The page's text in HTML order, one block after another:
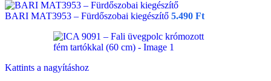
BARI MАТ3953 – Fürdőszobai kiegészítő 5.490 Ft
Kattints a nagyításhoz